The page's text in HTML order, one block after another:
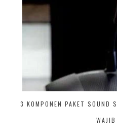
3 KOMPONEN PAKET SOUND